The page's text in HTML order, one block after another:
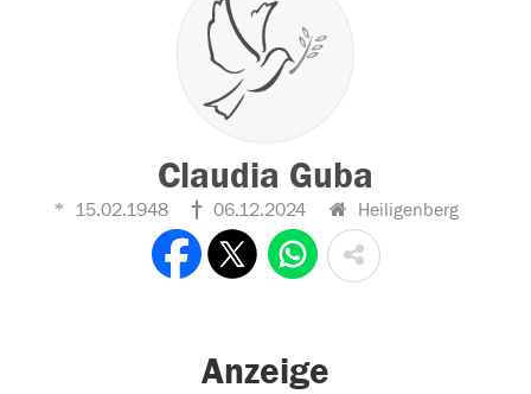
Claudia Guba
15.02.1948 06.12.2024 Heiligenberg
Anzeige